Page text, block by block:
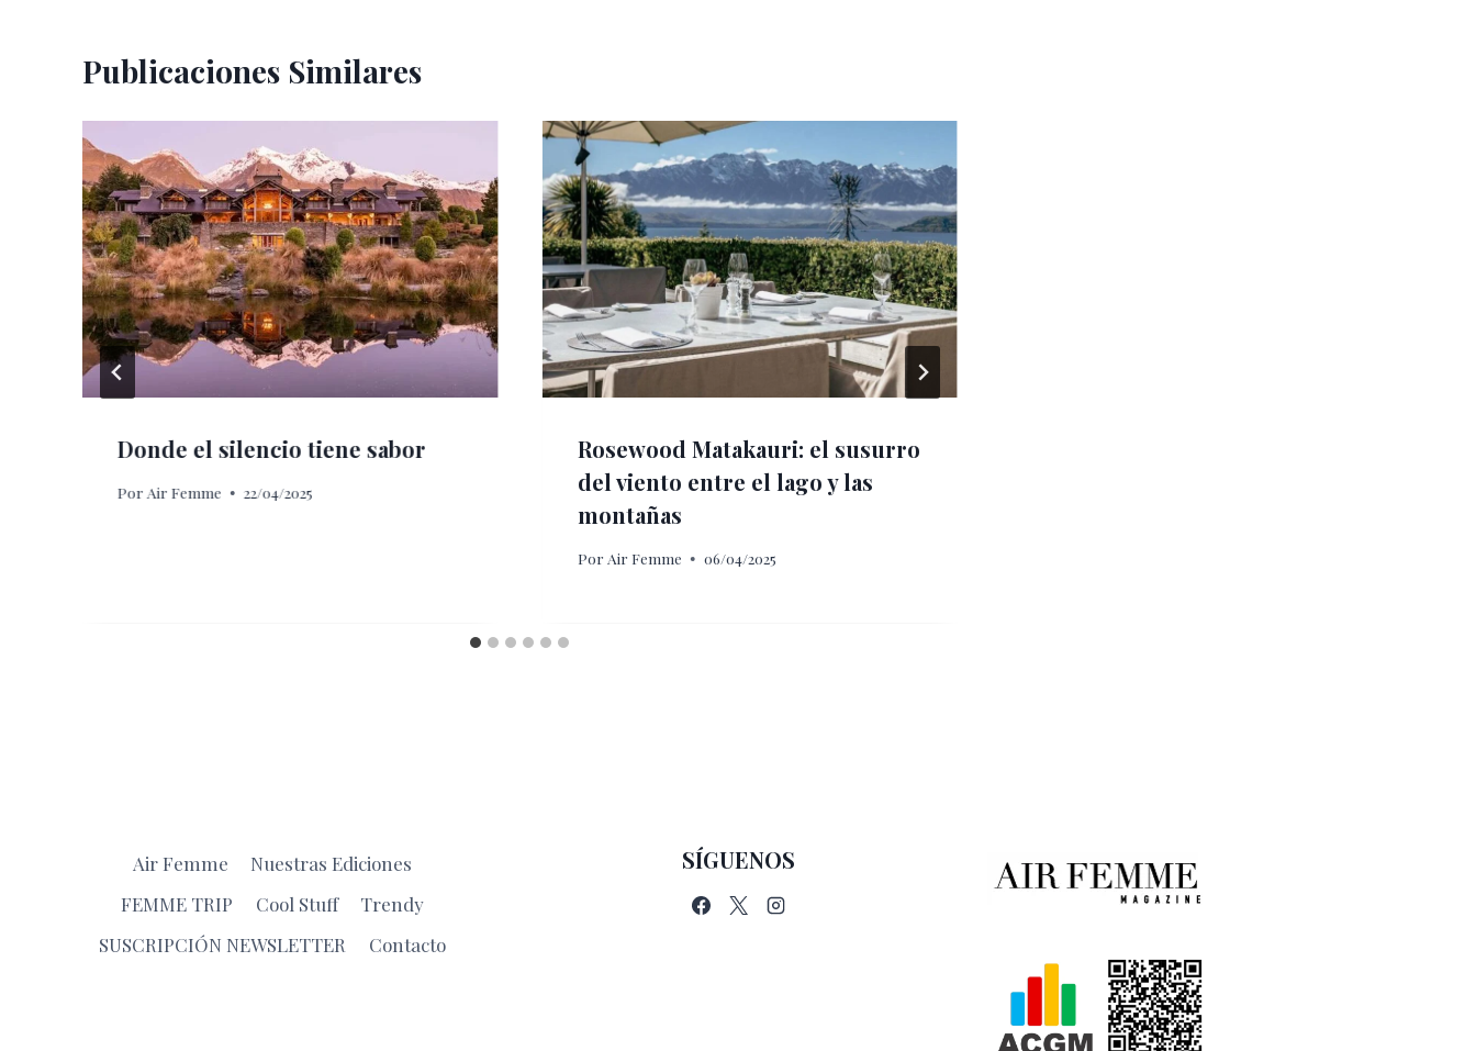
Publicaciones Similares
Donde el silencio tiene sabor
Por Air Femme 22/04/2025
Rosewood Matakauri: el susurro
del viento entre el lago y las
montañas
Por Air Femme 06/04/2025
Air Femme
Nuestras Ediciones
FEMME TRIP
Cool Stuff
Trendy
SUSCRIPCIÓN NEWSLETTER
Contacto
SÍGUENOS